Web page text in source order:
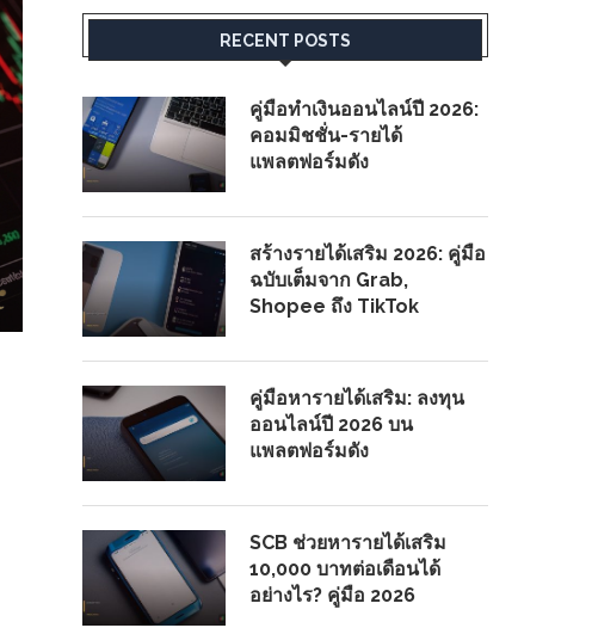
RECENT POSTS
คู่มือทำเงินออนไลน์ปี 2026:
คอมมิชชั่น-รายได้
แพลตฟอร์มดัง
สร้างรายได้เสริม 2026: คู่มือ
ฉบับเต็มจาก Grab,
Shopee ถึง TikTok
คู่มือหารายได้เสริม: ลงทุน
ออนไลน์ปี 2026 บน
แพลตฟอร์มดัง
SCB ช่วยหารายได้เสริม
10,000 บาทต่อเดือนได้
อย่างไร? คู่มือ 2026